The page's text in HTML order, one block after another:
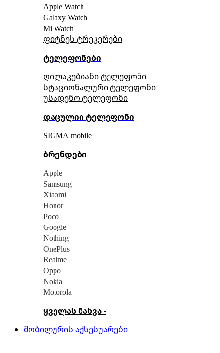
Apple Watch
Galaxy Watch
Mi Watch
ფიტნეს ტრეკერები
ტელეფონები
ღილაკებიანი ტელეფონი
სტაციონალური ტელეფონი
უსადენო ტელეფონი
დაცულიი ტელეფონი
SIGMA mobile
ბრენდები
Apple
Samsung
Xiaomi
Honor
Poco
Google
Nothing
OnePlus
Realme
Oppo
Nokia
Motorola
ყველას ნახვა -
მობილურის აქსესუარები